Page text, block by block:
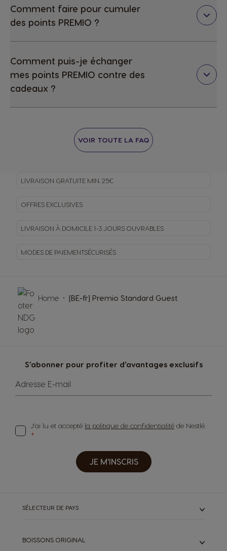
Comment faire pour cumuler
des points PREMIO ?
Comment puis-je échanger
mes points PREMIO contre des
cadeaux ?
VOIR TOUTE LA FAQ
LIVRAISON GRATUITE MIN. 25€
OFFRES EXCLUSIVES
LIVRAISON À DOMICILE 1-3 JOURS OUVRABLES
MODES DE PAIEMENTSÉCURISÉS
S’abonner pour profiter d’avantages exclusifs
Adresse E-mail
J’ai lu et accepté la politique de confidentialité de Nestlé.
JE M'INSCRIS
Home [BE-fr] Premio Standard Guest
SÉLECTEUR DE PAYS
BOISSONS ORIGINAL